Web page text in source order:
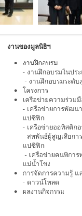
งานของมูลนิธิฯ
งานฝึกอบรม
- งานฝึกอบรมในปร
- งานฝึกอบรมระดั
โครงการ
เครือข่ายความร่วม
- เครือข่ายการพัฒน
แปซิฟิก
- เครือข่ายออทิสติก
- สหพันธ์ผู้สูญเสียกา
แปซิฟิก
- เครือข่ายคนพิกา
แม่น้ำโขง
การจัดการความรู้
- ดาวน์โหลด
ผลงานกิจกรรม